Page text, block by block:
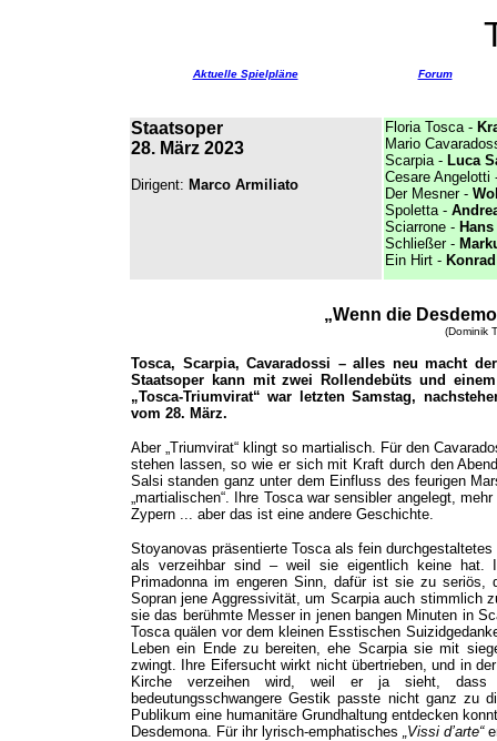
Aktuelle Spielpläne Forum
Staatsoper
28. März 2023
Dirigent: Marco Armiliato
Floria Tosca -
Mario
Scarpia - Luca
Cesare
Der Mesner -
Spoletta -
Sciarrone -
Schließer -
Ein Hirt -
„Wenn die
(Dominik
Tosca, Scarpia, Cavaradossi – alles neu macht
Staatsoper kann mit zwei Rollendebüts und
„Tosca-Triumvirat“ war letzten Samstag,
vom 28. März.
Aber „Triumvirat“ klingt so martialisch. Für den
stehen lassen, so wie er sich mit Kraft durch den
Salsi standen ganz unter dem Einfluss des feurigen
„martialischen“. Ihre Tosca war sensibler angelegt,
Zypern ... aber das ist eine andere Geschichte.
Stoyanovas präsentierte Tosca als fein
als verzeihbar sind – weil sie eigentlich keine
Primadonna im engeren Sinn, dafür ist sie zu seriös,
Sopran jene Aggressivität, um Scarpia auch stimmlich
sie das berühmte Messer in jenen bangen Minuten in
Tosca quälen vor dem kleinen Esstischen
Leben ein Ende zu bereiten, ehe Scarpia sie mit
zwingt. Ihre Eifersucht wirkt nicht übertrieben, und in
Kirche verzeihen wird, weil er ja sieht, dass
bedeutungsschwangere Gestik passte nicht ganz zu
Publikum eine humanitäre Grundhaltung entdecken
Desdemona. Für ihr lyrisch-emphatisches „Vissi d’arte“